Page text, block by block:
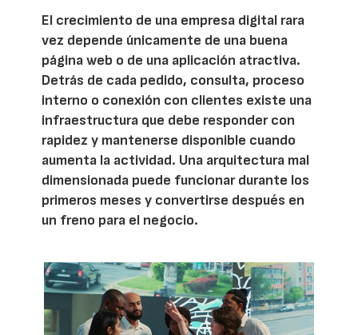
El crecimiento de una empresa digital rara
vez depende únicamente de una buena
página web o de una aplicación atractiva.
Detrás de cada pedido, consulta, proceso
interno o conexión con clientes existe una
infraestructura que debe responder con
rapidez y mantenerse disponible cuando
aumenta la actividad. Una arquitectura mal
dimensionada puede funcionar durante los
primeros meses y convertirse después en
un freno para el negocio.